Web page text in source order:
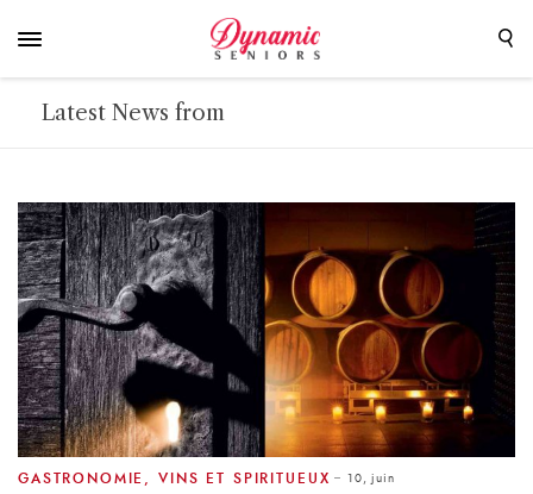
Latest News from
GASTRONOMIE ,VINS ET SPIRITUEUX 10, juin